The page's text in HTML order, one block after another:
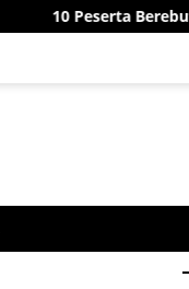
10 Peserta Berebut